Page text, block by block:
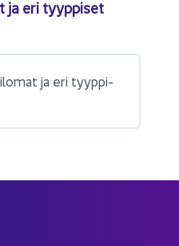
ja eri tyyp­pi­set
ja eri tyyp­pi­